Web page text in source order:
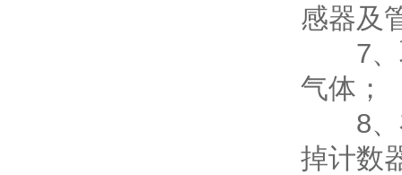
感器及
7、取
气体；
8、在
掉计数